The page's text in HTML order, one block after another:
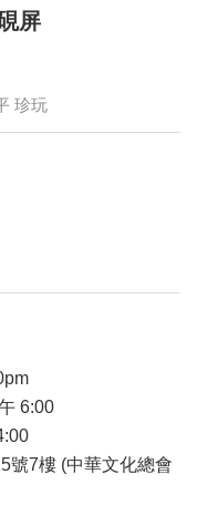
屏
珍玩
6:00
號7樓 (中華文化總會